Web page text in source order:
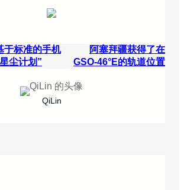
于标准的手机
尘计划”
阿塞拜疆获得了在
GSO-46°E的轨道位置
QiLin